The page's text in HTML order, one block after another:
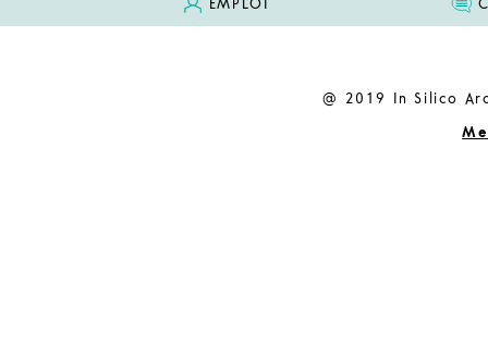
EMPLOI
@ 2019 In Silico